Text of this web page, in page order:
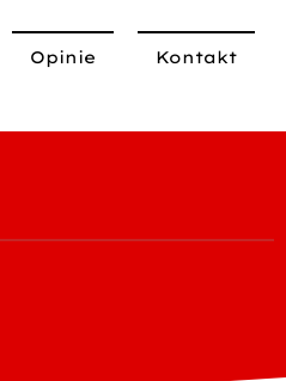
Opinie Kontakt